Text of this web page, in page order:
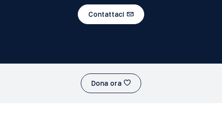
Contattaci
Dona ora